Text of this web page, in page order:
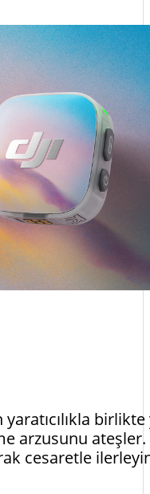
arzusunu
cesaretle